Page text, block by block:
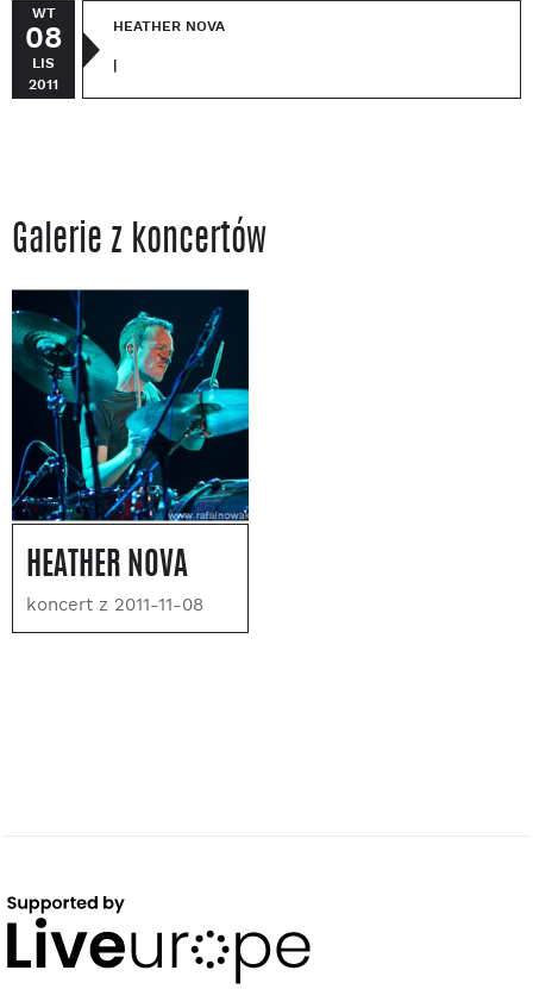
WT
08
LIS
2011
HEATHER NOVA
Galerie z koncertów
HEATHER NOVA
koncert z 2011-11-08